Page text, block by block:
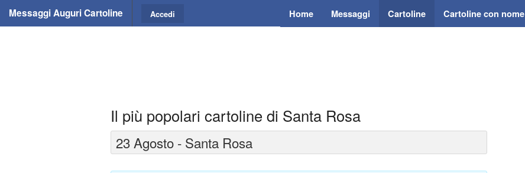
Messaggi Auguri Cartoline Home Messaggi Cartoline Cartoline con nome
Accedi
Il più popolari cartoline di Santa Rosa
23 Agosto - Santa Rosa